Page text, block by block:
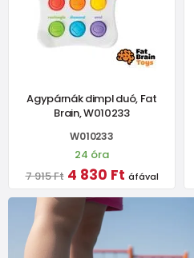
Agypárnák dimpl duó, Fat
Brain, W010233
W010233
24 óra
7 915 Ft 4 830 Ft áfával